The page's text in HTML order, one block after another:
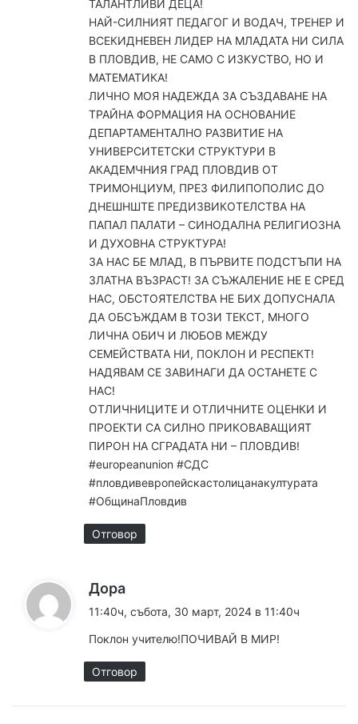
ТАЛАНТЛИВИ ДЕЦА!
НАЙ-СИЛНИЯТ ПЕДАГОГ И ВОДАЧ, ТРЕНЕР И
ВСЕКИДНЕВЕН ЛИДЕР НА МЛАДАТА НИ СИЛА
В ПЛОВДИВ, НЕ САМО С ИЗКУСТВО, НО И
МАТЕМАТИКА!
ЛИЧНО МОЯ НАДЕЖДА ЗА СЪЗДАВАНЕ НА
ТРАЙНА ФОРМАЦИЯ НА ОСНОВАНИЕ
ДЕПАРТАМЕНТАЛНО РАЗВИТИЕ НА
УНИВЕРСИТЕТСКИ СТРУКТУРИ В
АКАДЕМЧНИЯ ГРАД ПЛОВДИВ ОТ
ТРИМОНЦИУМ, ПРЕЗ ФИЛИПОПОЛИС ДО
ДНЕШНШТЕ ПРЕДИЗВИКОТЕЛСТВА НА
ПАПАЛ ПАЛАТИ – СИНОДАЛНА РЕЛИГИОЗНА
И ДУХОВНА СТРУКТУРА!
ЗА НАС БЕ МЛАД, В ПЪРВИТЕ ПОДСТЪПИ НА
ЗЛАТНА ВЪЗРАСТ! ЗА СЪЖАЛЕНИЕ НЕ Е СРЕД
НАС, ОБСТОЯТЕЛСТВА НЕ БИХ ДОПУСНАЛА
ДА ОБСЪЖДАМ В ТОЗИ ТЕКСТ, МНОГО
ЛИЧНА ОБИЧ И ЛЮБОВ МЕЖДУ
СЕМЕЙСТВАТА НИ, ПОКЛОН И РЕСПЕКТ!
НАДЯВАМ СЕ ЗАВИНАГИ ДА ОСТАНЕТЕ С
НАС!
ОТЛИЧНИЦИТЕ И ОТЛИЧНИТЕ ОЦЕНКИ И
ПРОЕКТИ СА СИЛНО ПРИКОВАВАЩИЯТ
ПИРОН НА СГРАДАТА НИ – ПЛОВДИВ!
#europeanunion #СДС
#пловдивевропейскастолицанакултурата
#ОбщинаПловдив
Отговор
Дора
а
:
11:40ч, събота, 30 март, 2024 в 11:40ч
Поклон учителю!ПОЧИВАЙ В МИР!
Отговор